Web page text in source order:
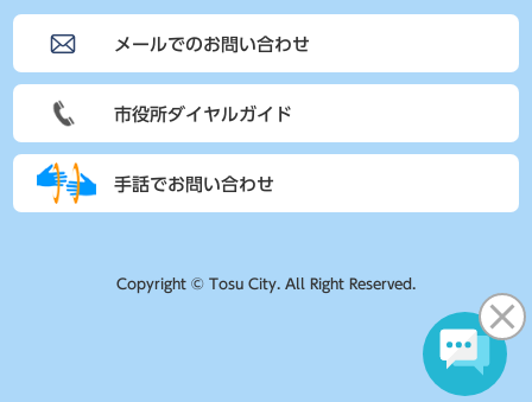
メールでのお問い合わせ
市役所ダイヤルガイド
手話でお問い合わせ
Copyright © Tosu City. All Right Reserved.